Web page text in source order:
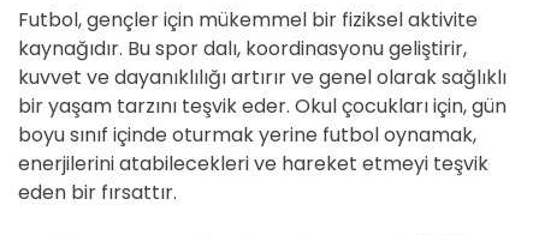
Futbol, gençler için mükemmel bir fiziksel aktivite
kaynağıdır. Bu spor dalı, koordinasyonu geliştirir,
kuvvet ve dayanıklılığı artırır ve genel olarak sağlıklı
bir yaşam tarzını teşvik eder. Okul çocukları için, gün
boyu sınıf içinde oturmak yerine futbol oynamak,
enerjilerini atabilecekleri ve hareket etmeyi teşvik
eden bir fırsattır.